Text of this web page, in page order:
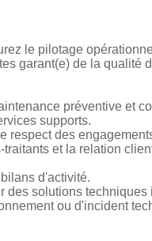
le pilotage
garant(e) de la qualité
préventive et
supports.
respect des
et la relation
d'activité.
des solutions techniques
ou d'incident